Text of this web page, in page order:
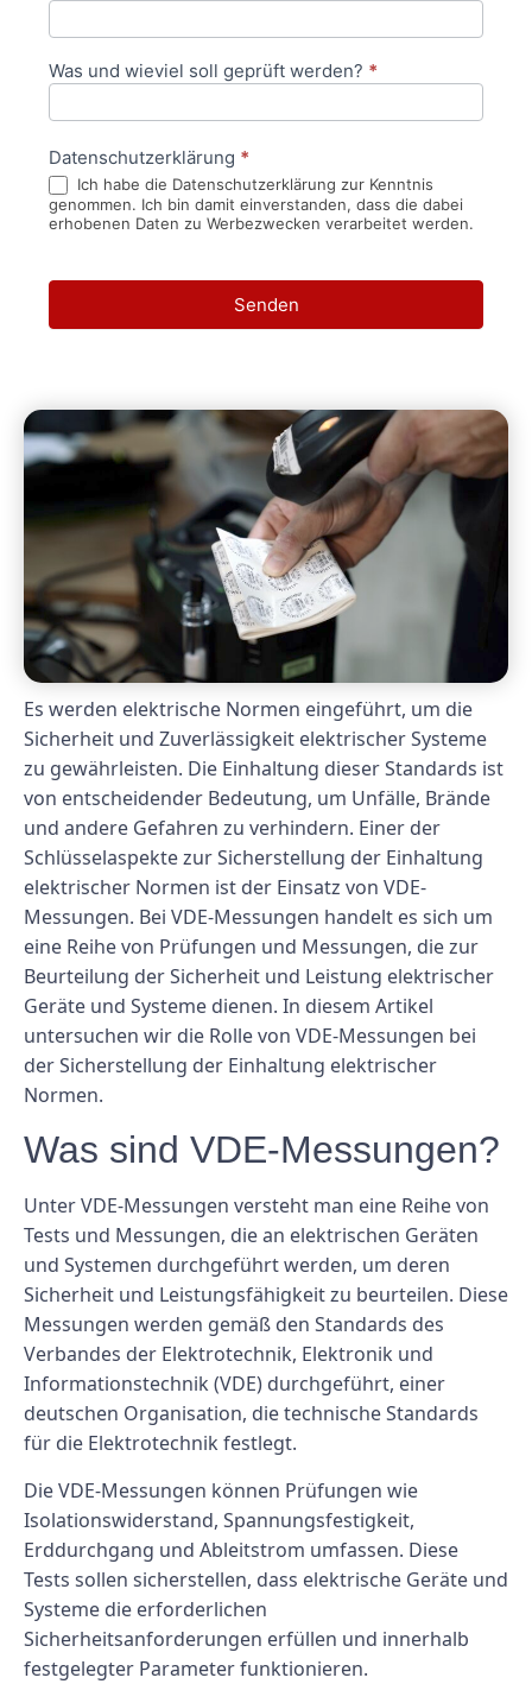
Was und wieviel soll geprüft werden? *
Datenschutzerklärung *
Ich habe die Datenschutzerklärung zur Kenntnis
genommen. Ich bin damit einverstanden, dass die dabei
erhobenen Daten zu Werbezwecken verarbeitet werden.
Senden
Es werden elektrische Normen eingeführt, um die
Sicherheit und Zuverlässigkeit elektrischer Systeme
zu gewährleisten. Die Einhaltung dieser Standards ist
von entscheidender Bedeutung, um Unfälle, Brände
und andere Gefahren zu verhindern. Einer der
Schlüsselaspekte zur Sicherstellung der Einhaltung
elektrischer Normen ist der Einsatz von VDE-
Messungen. Bei VDE-Messungen handelt es sich um
eine Reihe von Prüfungen und Messungen, die zur
Beurteilung der Sicherheit und Leistung elektrischer
Geräte und Systeme dienen. In diesem Artikel
untersuchen wir die Rolle von VDE-Messungen bei
der Sicherstellung der Einhaltung elektrischer
Normen.
Was sind VDE-Messungen?
Unter VDE-Messungen versteht man eine Reihe von
Tests und Messungen, die an elektrischen Geräten
und Systemen durchgeführt werden, um deren
Sicherheit und Leistungsfähigkeit zu beurteilen. Diese
Messungen werden gemäß den Standards des
Verbandes der Elektrotechnik, Elektronik und
Informationstechnik (VDE) durchgeführt, einer
deutschen Organisation, die technische Standards
für die Elektrotechnik festlegt.
Die VDE-Messungen können Prüfungen wie
Isolationswiderstand, Spannungsfestigkeit,
Erddurchgang und Ableitstrom umfassen. Diese
Tests sollen sicherstellen, dass elektrische Geräte und
Systeme die erforderlichen
Sicherheitsanforderungen erfüllen und innerhalb
festgelegter Parameter funktionieren.